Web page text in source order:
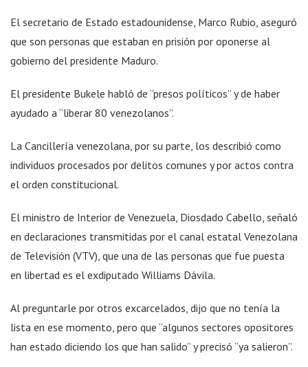
El secretario de Estado estadounidense, Marco Rubio, aseguró
que son personas que estaban en prisión por oponerse al
gobierno del presidente Maduro.
El presidente Bukele habló de “presos políticos” y de haber
ayudado a “liberar 80 venezolanos”.
La Cancillería venezolana, por su parte, los describió como
individuos procesados por delitos comunes y por actos contra
el orden constitucional.
El ministro de Interior de Venezuela, Diosdado Cabello, señaló
en declaraciones transmitidas por el canal estatal Venezolana
de Televisión (VTV), que una de las personas que fue puesta
en libertad es el exdiputado Williams Dávila.
Al preguntarle por otros excarcelados, dijo que no tenía la
lista en ese momento, pero que “algunos sectores opositores
han estado diciendo los que han salido” y precisó “ya salieron”.